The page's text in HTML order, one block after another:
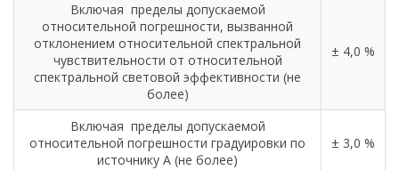
Включая пределы допускаемой
относительной погрешности, вызванной
отклонением относительной спектральной
чувствительности от относительной
спектральной световой эффективности (не
более)
± 4,0 %
Включая пределы допускаемой
относительной погрешности градуировки по
источнику А (не более)
± 3,0 %